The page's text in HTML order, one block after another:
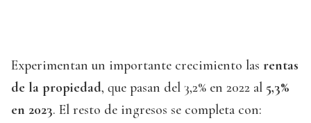
Experimentan un importante crecimiento las rentas
de la propiedad, que pasan del 3,2% en 2022 al 5,3%
en 2023. El resto de ingresos se completa con: